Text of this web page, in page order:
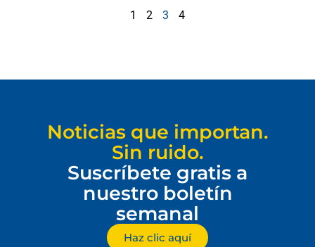
1 2 3 4
Noticias que importan.
Sin ruido.
Suscríbete gratis a
nuestro boletín
semanal
Haz clic aquí